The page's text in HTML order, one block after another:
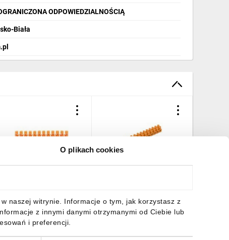
O plikach cookies
naszej witrynie. Informacje o tym, jak korzystasz z
z innymi danymi otrzymanymi od Ciebie lub
i preferencji.
ODPOWIEDZIALNOŚCIĄ
Biała
2,00 zł brutto
LTF 12-16.0 21612108
19,77 złbrutto